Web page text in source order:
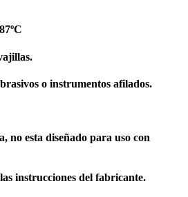
o instrumentos afilados.
no esta diseñado para uso con
instrucciones del fabricante.